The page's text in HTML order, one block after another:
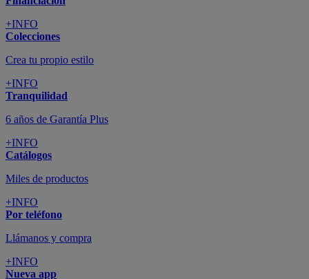
+INFO
Colecciones
Crea tu propio estilo
+INFO
Tranquilidad
6 años de Garantía Plus
+INFO
Catálogos
Miles de productos
+INFO
Por teléfono
Llámanos y compra
+INFO
Nueva app